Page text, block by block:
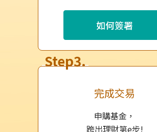
如何簽署
Step3.
完成交易
申購基金，
跨出理財第e步!